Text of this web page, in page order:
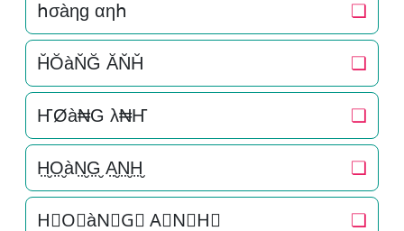
հσàηɡ αηհ ❏
H̆ŎàN̆Ğ ĂN̆H̆ ❏
ҤØà₦G λ₦Ҥ ❏
H̤̮O̤̮àN̤̮G̤̮ A̤̮N̤̮H̤̮ ❏
H⃘O⃘àN⃘G⃘ A⃘N⃘H⃘ ❏